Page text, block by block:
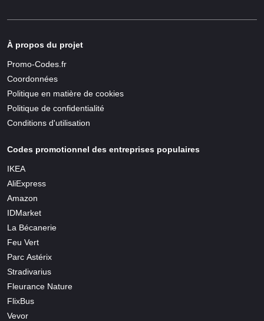
À propos du projet
Promo-Codes.fr
Coordonnées
Politique en matière de cookies
Politique de confidentialité
Conditions d'utilisation
Codes promotionnel des entreprises populaires
IKEA
AliExpress
Amazon
IDMarket
La Bécanerie
Feu Vert
Parc Astérix
Stradivarius
Fleurance Nature
FlixBus
Vevor